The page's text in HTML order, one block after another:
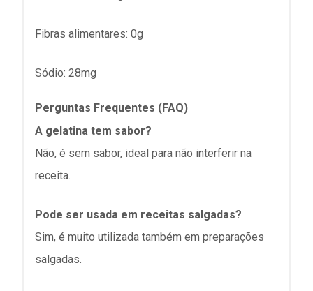
Fibras alimentares: 0g
Sódio: 28mg
Perguntas Frequentes (FAQ)
A gelatina tem sabor?
Não, é sem sabor, ideal para não interferir na
receita.
Pode ser usada em receitas salgadas?
Sim, é muito utilizada também em preparações
salgadas.